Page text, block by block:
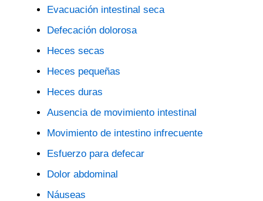
Evacuación intestinal seca
Defecación dolorosa
Heces secas
Heces pequeñas
Heces duras
Ausencia de movimiento intestinal
Movimiento de intestino infrecuente
Esfuerzo para defecar
Dolor abdominal
Náuseas